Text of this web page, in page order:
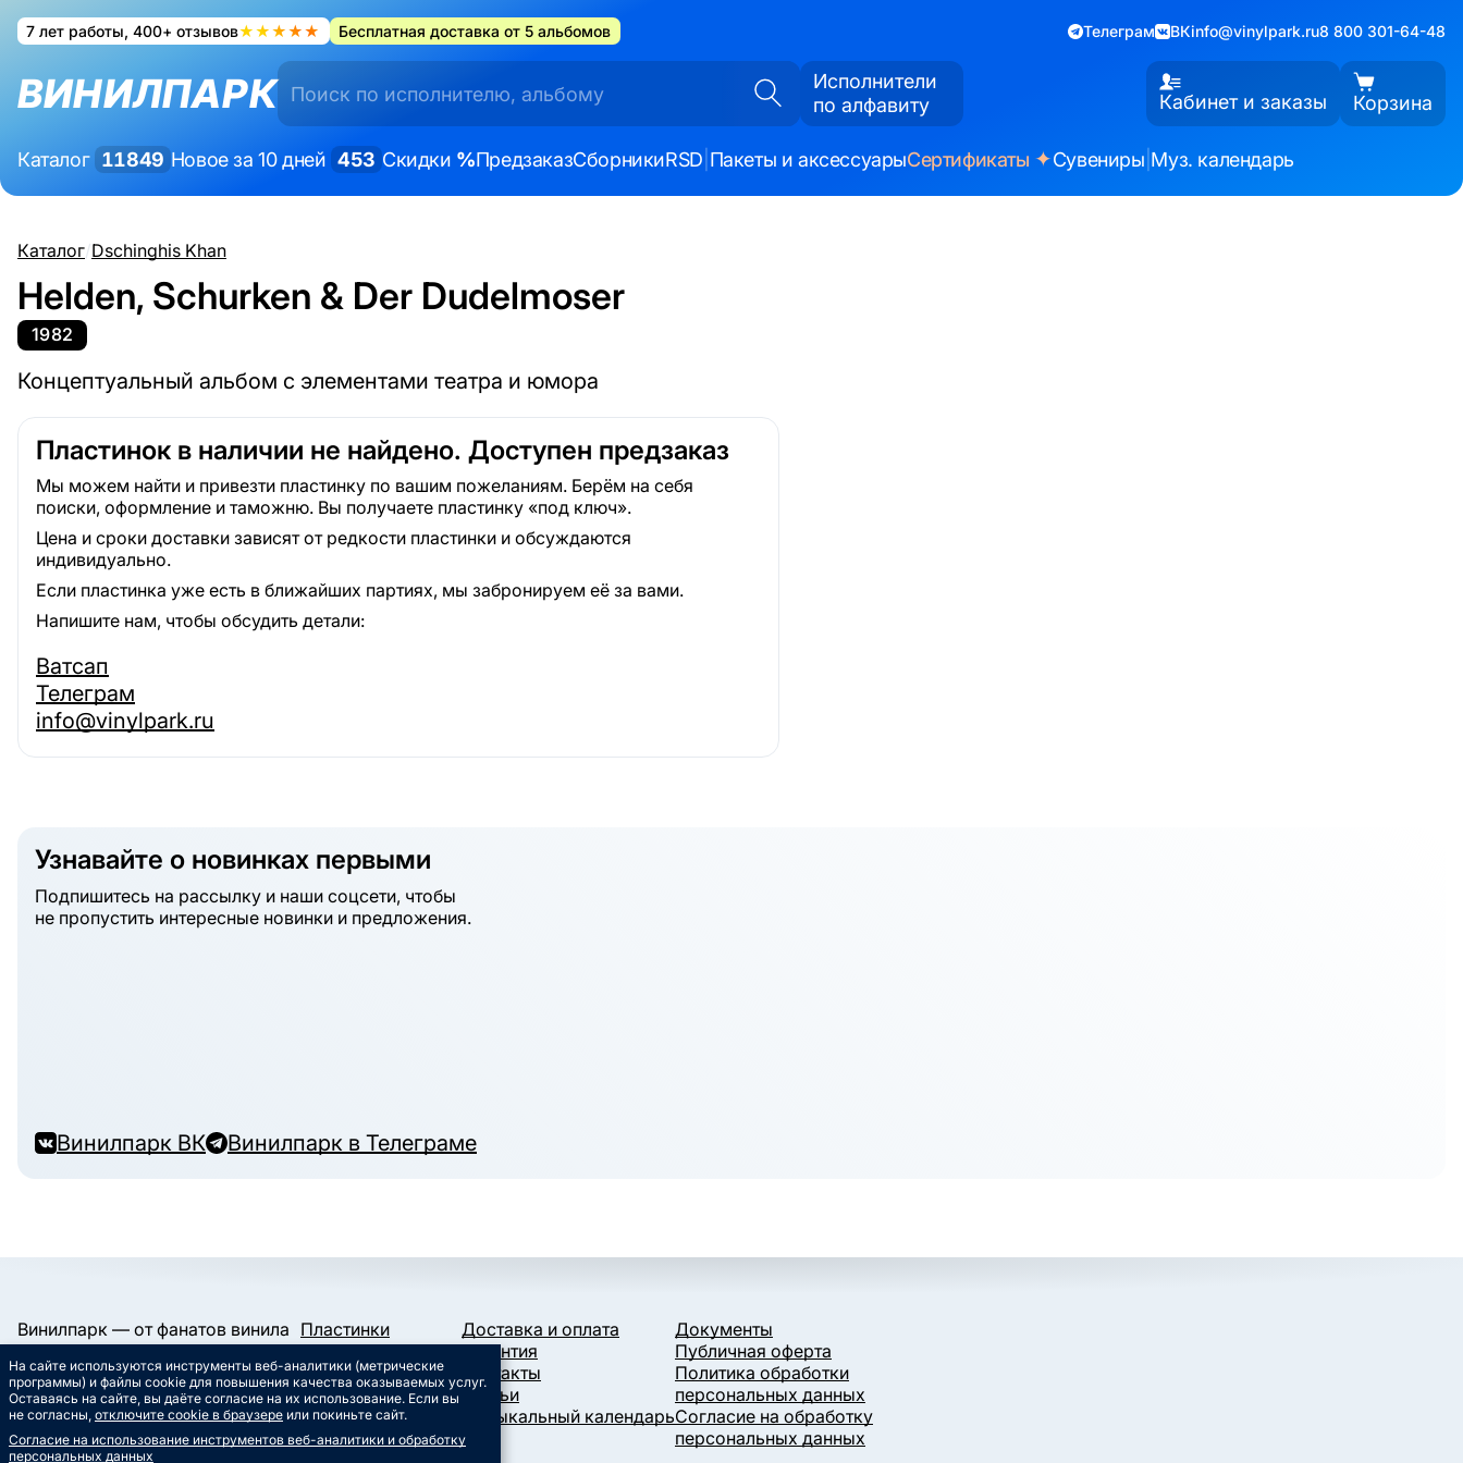
7 лет работы, 400+ отзывов★★★★★ Бесплатная доставка от 5 альбомов Телеграм ВКinfo@vinylpark.ru8 800 301-64-48
ВИНИЛПАРК
Исполнители
по алфавиту
Кабинет и заказы Корзина
Каталог 11849 Новое за 10 дней 453 Скидки %ПредзаказСборникиRSD Пакеты и аксессуарыСертификаты ✦Сувениры Муз. календарь
Каталог/Dschinghis Khan
Helden, Schurken & Der Dudelmoser
1982
Концептуальный альбом с элементами театра и юмора
Пластинок в наличии не найдено. Доступен предзаказ
Мы можем найти и привезти пластинку по вашим пожеланиям. Берём на себя
поиски, оформление и таможню. Вы получаете пластинку «под ключ».
Цена и сроки доставки зависят от редкости пластинки и обсуждаются
индивидуально.
Если пластинка уже есть в ближайших партиях, мы забронируем её за вами.
Напишите нам, чтобы обсудить детали:
Ватсап
Телеграм
info@vinylpark.ru
Узнавайте о новинках первыми
Подпишитесь на рассылку и наши соцсети, чтобы
не пропустить интересные новинки и предложения.
Винилпарк ВК Винилпарк в Телеграме
Винилпарк — от фанатов винила
и для фанатов винила.
Работаем с 2019 года.
info@vinylpark.ru
8 800 301-64-48
Пластинки
Конверты и пакеты
Слипматы
Сертификаты
Сувениры
Доставка и оплата
Гарантия
Контакты
Статьи
Музыкальный календарь
Документы
Публичная оферта
Политика обработки
персональных данных
Согласие на обработку
персональных данных
На сайте используются инструменты веб-аналитики (метрические
программы) и файлы cookie для повышения качества оказываемых услуг.
Оставаясь на сайте, вы даёте согласие на их использование. Если вы
не согласны, отключите cookie в браузере или покиньте сайт.
Согласие на использование инструментов веб-аналитики и обработку
персональных данных